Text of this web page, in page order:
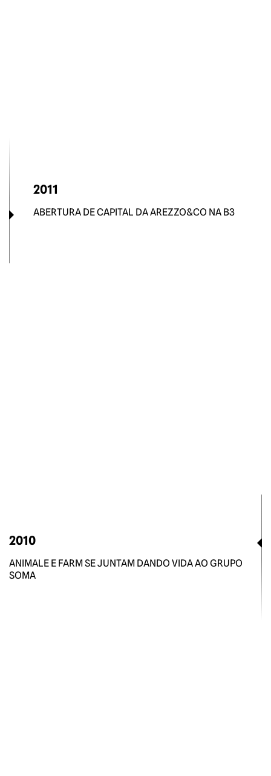
2011
ABERTURA DE CAPITAL DA AREZZO&CO NA B3
2010
ANIMALE E FARM SE JUNTAM DANDO VIDA AO GRUPO
SOMA